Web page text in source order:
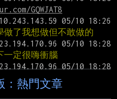
GQWJAT8
了我想做但不敢做的
一定很嗨衝腦
：熱門文章